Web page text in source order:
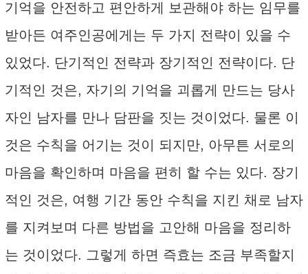
기억을 안전하고 편안하게 보관해야 하는 임무를
받아든 여주인공에게는 두 가지 전략이 있을 수
있었다. 단기적인 전략과 장기적인 전략이다. 단
기적인 것은, 자기의 기억을 괴롭게 만드는 당사
자인 남자를 만나 담판을 짓는 것이었다. 물론 이
것은 수칙을 어기는 것이 되지만, 아무튼 서로의
마음을 확인하며 마음을 편히 할 수는 있다. 장기
적인 것은, 여행 기간 동안 수칙을 지킨 채로 남자
를 지켜보며 다른 방법을 고안해 마음을 정리하
는 것이었다. 그렇게 하면 즉효는 조금 부족할지